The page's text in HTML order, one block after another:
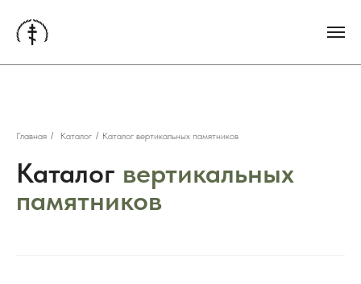
Главная / Каталог / Каталог вертикальных памятников
Каталог вертикальных
памятников